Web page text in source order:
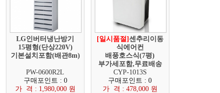
LG인버터냉난방기
15평형(단상220V)
기본설치포함(배관8m)
PW-0600R2L
구매포인트 : 0
가 격 : 1,980,000 원
[일시품절] 센추리이동
식에어컨
배풍호스식(7평)
부가세포함,무료배송
CYP-1013S
구매포인트 : 0
가 격 : 478,000 원